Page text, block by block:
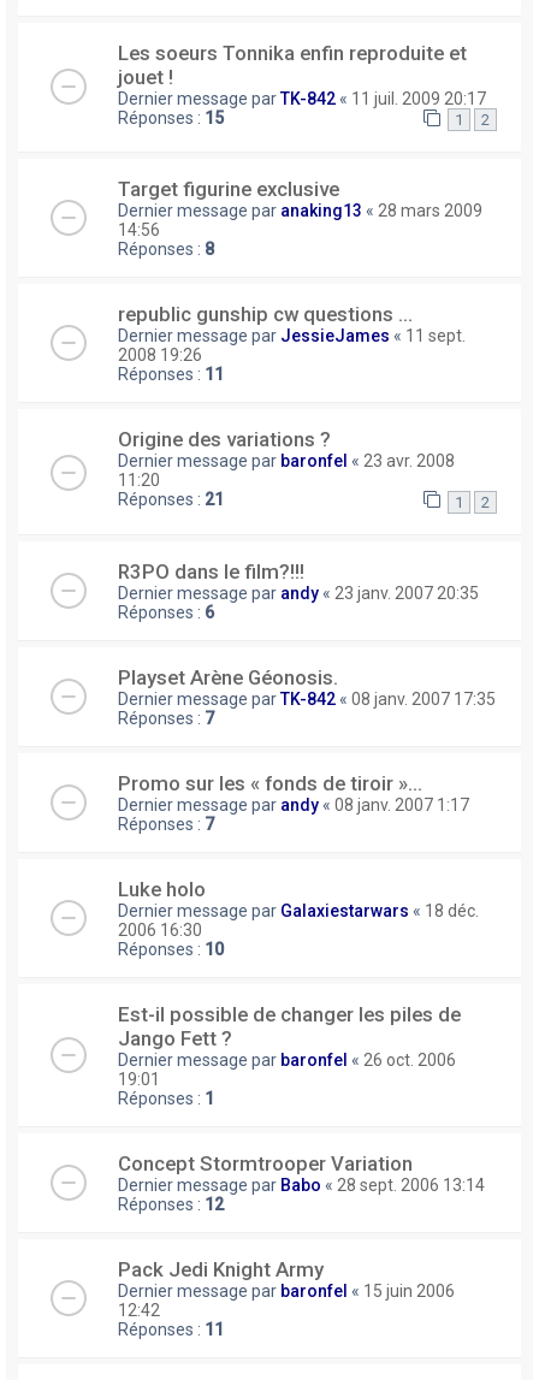
Les soeurs Tonnika enfin reproduite et
jouet !
Dernier message parTK-842 « 11 juil. 2009 20:17
Réponses : 15 1 2
Target figurine exclusive
Dernier message par anaking13 « 28 mars 2009
14:56
Réponses : 8
republic gunship cw questions ...
Dernier message par JessieJames « 11 sept.
2008 19:26
Réponses : 11
Origine des variations ?
Dernier message par baronfel « 23 avr. 2008
11:20
Réponses : 21 1 2
R3PO dans le film?!!!
Dernier message par andy « 23 janv. 2007 20:35
Réponses : 6
Playset Arène Géonosis.
Dernier message parTK-842 « 08 janv. 2007 17:35
Réponses : 7
Promo sur les « fonds de tiroir »...
Dernier message par andy « 08 janv. 2007 1:17
Réponses : 7
Luke holo
Dernier message par Galaxiestarwars « 18 déc.
2006 16:30
Réponses : 10
Est-il possible de changer les piles de
Jango Fett ?
Dernier message par baronfel « 26 oct. 2006
19:01
Réponses : 1
Concept Stormtrooper Variation
Dernier message par Babo « 28 sept. 2006 13:14
Réponses : 12
Pack Jedi Knight Army
Dernier message par baronfel « 15 juin 2006
12:42
Réponses : 11